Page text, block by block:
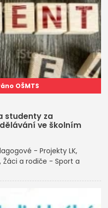
OŠMTS
studenty za
ve školním
- Projekty LK
Žáci a rodiče - Sport a